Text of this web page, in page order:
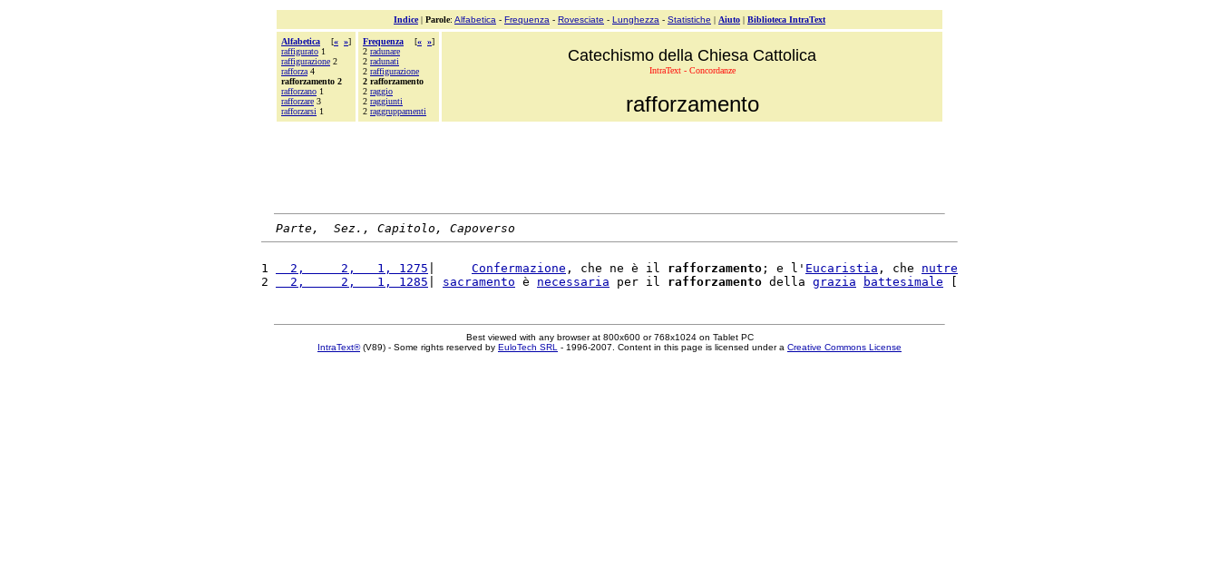
Indice| Parole: Alfabetica - Frequenza - Rovesciate - Lunghezza - Statistiche | Aiuto | Biblioteca IntraText
Alfabetica [« »]
raffigurato 1
raffigurazione 2
rafforza 4
rafforzamento 2
rafforzano 1
rafforzare 3
rafforzarsi 1
Frequenza [« »]
2 radunare
2 radunati
2 raffigurazione
2 rafforzamento
2 raggio
2 raggiunti
2 raggruppamenti
Catechismo della Chiesa Cattolica
IntraText - Concordanze
rafforzamento
Parte,  Sez., Capitolo, Capoverso
1
  2,     2,   1, 1275
Confermazione , che ne è il rafforzamento ; e l' Eucaristia , che nutre
2
  2,     2,   1, 1285
sacramento è necessaria per il rafforzamento della grazia battesimale
Best viewed with any browser at 800x600 or 768x1024 on Tablet PC
IntraText®(V89) - Some rights reserved by EuloTech SRL - 1996-2007. Content in this page is licensed under a Creative Commons License